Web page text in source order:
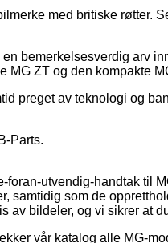
med britiske
bemerkelsesverdig arv
ZT og den kompakte
preget av teknologi og
Parts.
foran-utvendig-handtak til
samtidig som de
av bildeler, og vi sikrer at
vår katalog alle MG-